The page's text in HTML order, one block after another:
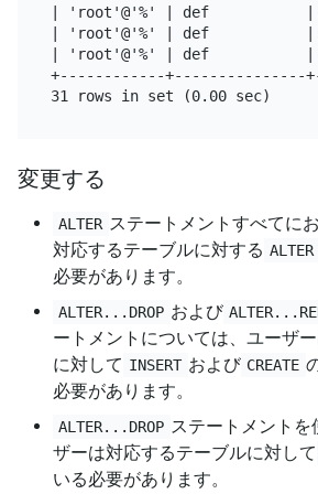
| 'root'@'%' | def
| 'root'@'%' | def           |
| 'root'@'%' | def           |
+------------+---------------
変更する
ALTER ステートメントすべてに
対応するテーブルに対する ALTER
必要があります。
ALTER...DROP および
ートメントについては、ユーザ
に対して INSERT および CREATE
必要があります。
ALTER...DROP ステートメント
ザーは対応するテーブルに対して
いる必要があります。